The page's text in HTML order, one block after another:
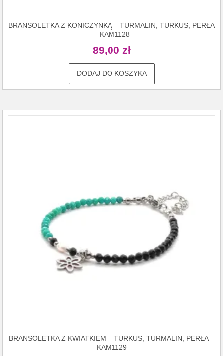
BRANSOLETKA Z KONICZYNKĄ – TURMALIN, TURKUS, PERŁA
– KAM1128
89,00 zł
DODAJ DO KOSZYKA
BRANSOLETKA Z KWIATKIEM – TURKUS, TURMALIN, PERŁA –
KAM1129